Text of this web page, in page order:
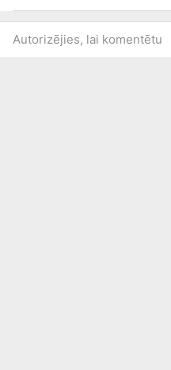
Autorizējies, lai komentētu